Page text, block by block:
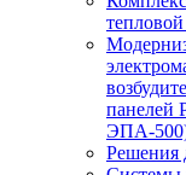
ЭПА-
Решения